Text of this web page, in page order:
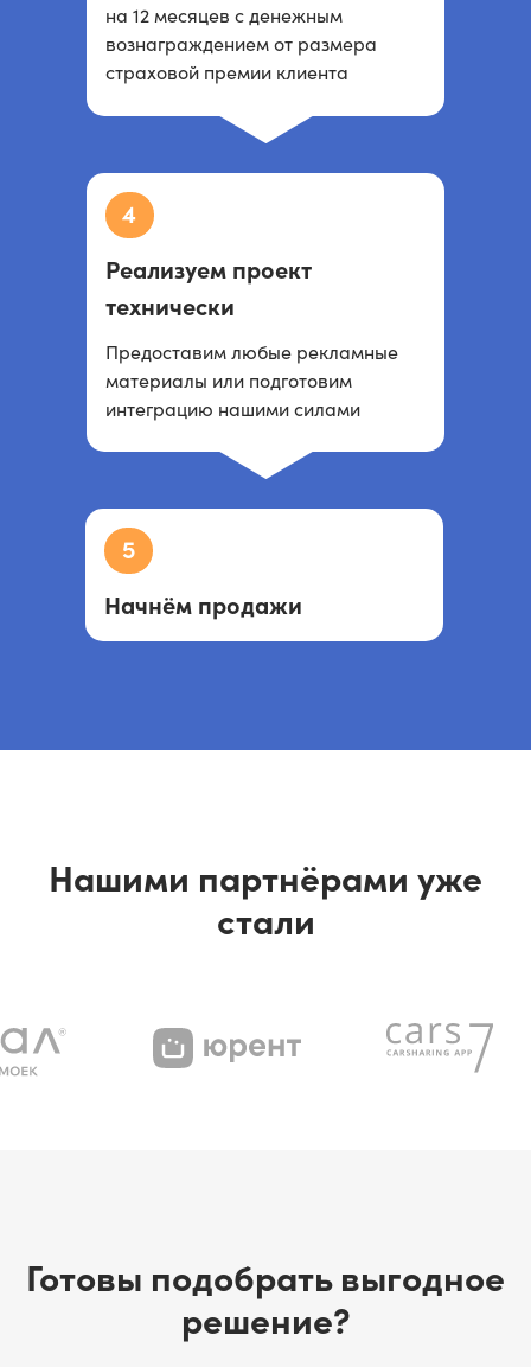
Реализуем проект
технически
Предоставим любые рекламные
материалы или подготовим
интеграцию нашими силами
4
на 12 месяцев с денежным
вознаграждением от размера
страховой премии клиента
Начнём продажи
5
Нашими партнёрами уже
стали
Готовы подобрать выгодное
решение?